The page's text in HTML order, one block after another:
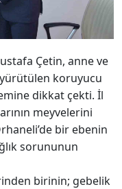
Çetin, anne ve
yürütülen koruyucu
dikkat çekti. İl
meyvelerini
bir ebenin
sorununun
birinin; gebelik